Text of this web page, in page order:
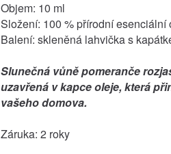
Objem: 10 ml
Složení: 100 % přírodní
Balení: skleněná lahvička s
Slunečná vůně pomeranče
uzavřená v kapce oleje, která
vašeho domova.
Záruka: 2 roky